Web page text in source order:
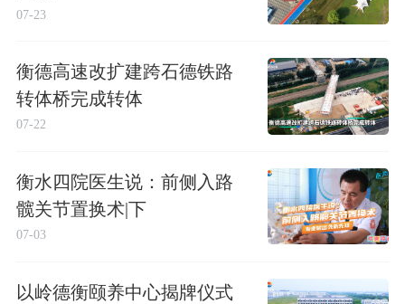
07-23
衡德高速改扩建跨石德铁路
转体桥完成转体
07-22
衡水四院医生说：前侧入路
髋关节置换术|下
07-03
以岭德衡颐养中心揭牌仪式